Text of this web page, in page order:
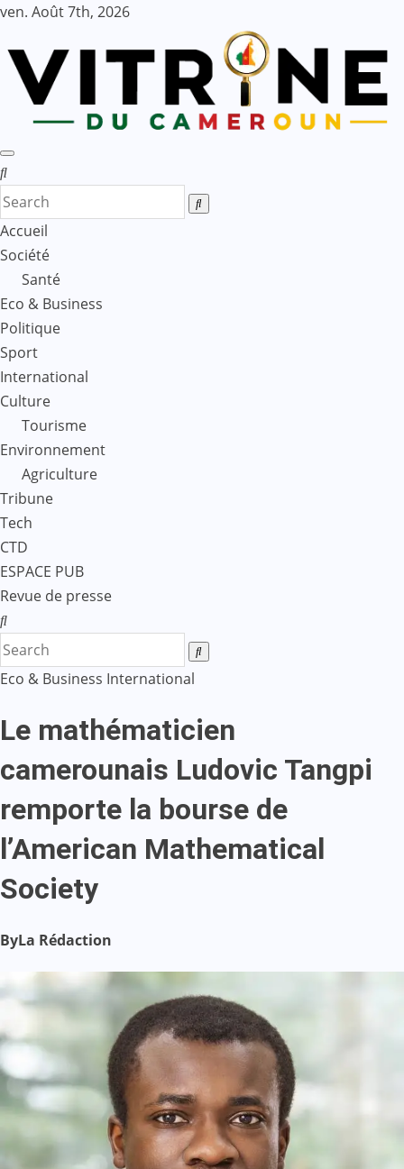
Skip
content
ven. Août 7th, 2026
Accueil
Société
Santé
Eco & Business
Politique
Sport
International
Culture
Tourisme
Environnement
Agriculture
Tribune
Tech
CTD
ESPACE PUB
Revue de presse
Eco & Business International
Le mathématicien
camerounais Ludovic Tangpi
remporte la bourse de
l’American Mathematical
Society
ByLa Rédaction